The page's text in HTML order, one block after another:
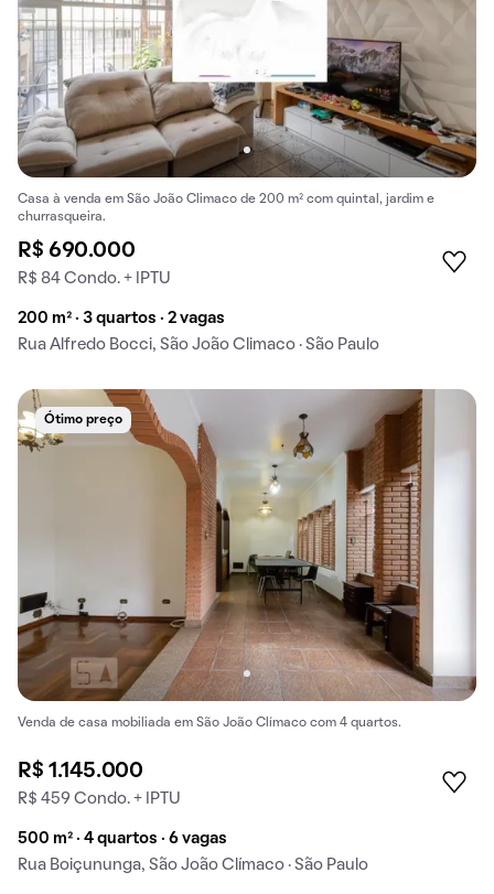
Casa à venda em São João Climaco de 200 m² com quintal, jardim e
churrasqueira.
R$ 690.000
R$ 84 Condo. + IPTU
200 m² · 3 quartos · 2 vagas
Rua Alfredo Bocci, São João Climaco · São Paulo
Ótimo preço
Venda de casa mobiliada em São João Clímaco com 4 quartos.
R$ 1.145.000
R$ 459 Condo. + IPTU
500 m² · 4 quartos · 6 vagas
Rua Boiçununga, São João Clímaco · São Paulo